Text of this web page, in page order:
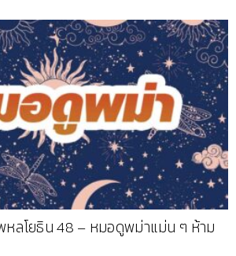
ลโยธิน 48 – หมอดูพม่าแม่น ๆ ห้าม